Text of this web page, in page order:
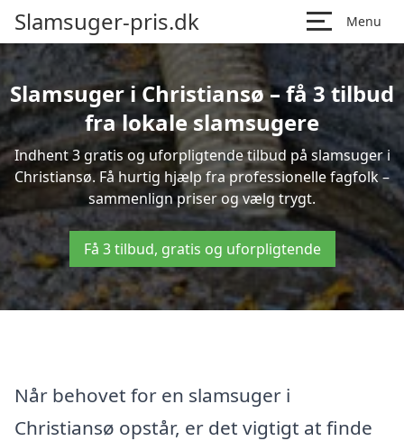
Slamsuger-pris.dk Menu
Slamsuger i Christiansø – få 3 tilbud
fra lokale slamsugere
Indhent 3 gratis og uforpligtende tilbud på slamsuger i
Christiansø. Få hurtig hjælp fra professionelle fagfolk –
sammenlign priser og vælg trygt.
Få 3 tilbud, gratis og uforpligtende
Når behovet for en slamsuger i
Christiansø opstår, er det vigtigt at finde